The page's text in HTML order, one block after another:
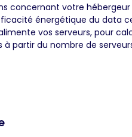
concernant votre
énergétique du data
vos serveurs, pour
à partir du nombre de